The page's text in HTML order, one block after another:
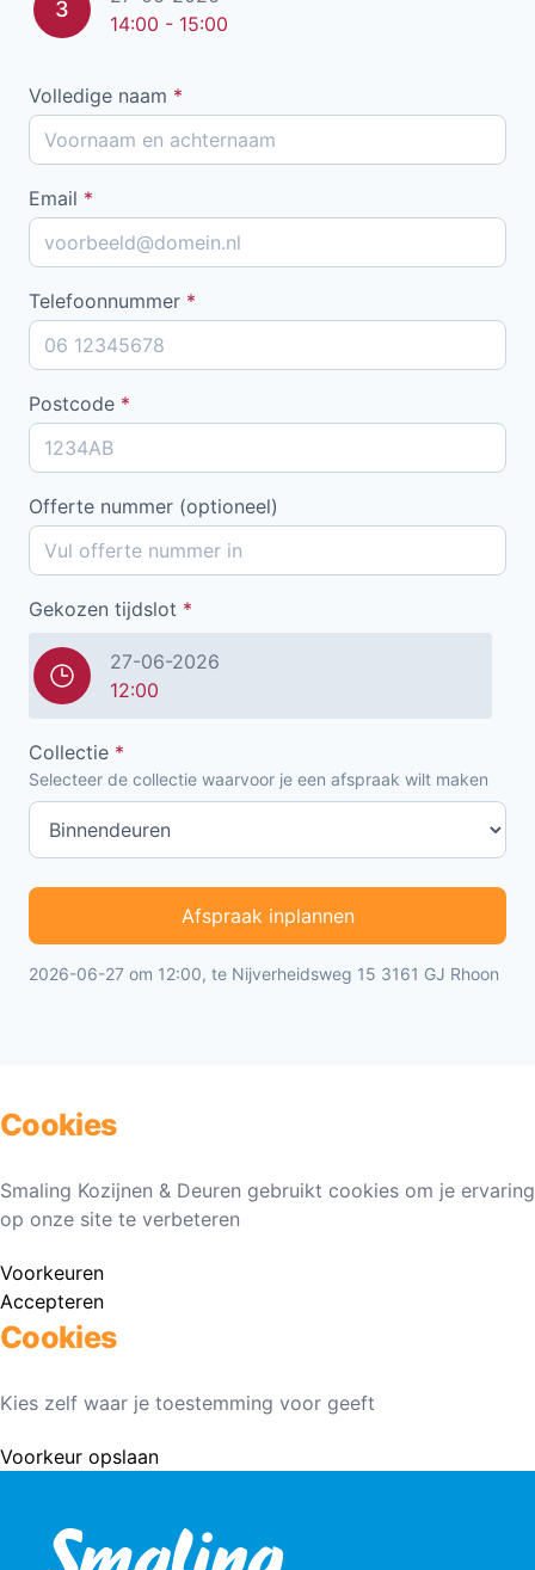
3
14:00 - 15:00
Volledige naam *
Email *
Telefoonnummer *
Postcode *
Offerte nummer (optioneel)
Gekozen tijdslot *
27-06-2026
12:00
Collectie *
Selecteer de collectie waarvoor je een afspraak wilt maken
Afspraak inplannen
2026-06-27 om 12:00, te Nijverheidsweg 15 3161 GJ Rhoon
Cookies
Smaling Kozijnen & Deuren gebruikt cookies om je ervaring
op onze site te verbeteren
Voorkeuren
Accepteren
Cookies
Kies zelf waar je toestemming voor geeft
Voorkeur opslaan